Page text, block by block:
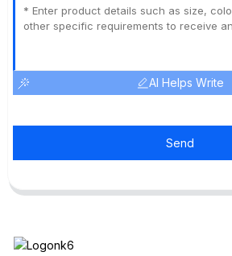
AI Helps Write
Send